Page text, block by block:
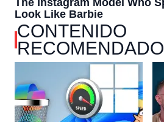
CONTENIDO
RECOMENDADO